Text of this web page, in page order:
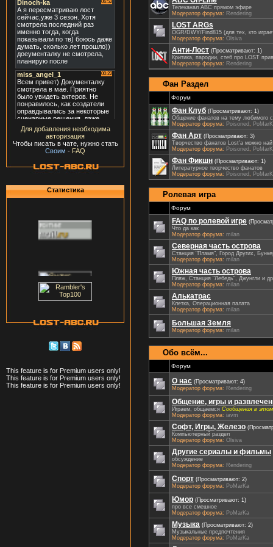
Для добавления необходима
авторизация
Чтобы писать в чате, нужно стать
Своим - FAQ
Статистика
This feature is for Premium users only!
This feature is for Premium users only!
This feature is for Premium users only!
Телеканал ABC прямом эфире
Модератор форума: Rendering
LOST ARGs
OGR/DWY/Find815 (для тех, кто
Модератор форума: Olsiva
Анти-Лост (Просматривают: 1)
Критика, пародии, стеб про LOST
Модератор форума: Rendering
Фан Раздел
Форум
Фан Клуб (Просматривают: 1)
Общение фанатов на тему любимого
Модератор форума: Poisoned
Фан Арт (Просматривают: 3)
Творчество фанатов Lost'а можно
Модератор форума: Poisoned
Фан Фикшн (Просматривают: 1)
Литературное творчество фанатов
Модератор форума: Poisoned
Ролевая игра
Форум
FAQ по ролевой игре
Что да как
Модератор форума: milan
Северная часть острова
Станция "Пламя", Город Других,
Модератор форума: milan
Южная часть острова
Пляж, Станция "Лебедь", Джунгли и др
Модератор форума: milan
Алькатрас
Клетка, Операционная палата
Модератор форума: milan
Большая Земля
Модератор форума: milan
Обо всём...
Форум
О нас (Просматривают: 4)
Модератор форума: Rendering
Общение, игры и
Играем, общаемся Сообщения в
Модератор форума: iavm
Софт, Игры, Железо
Компьютерный раздел
Модератор форума: Olsiva
Другие сериалы и фильмы
обсуждение
Модератор форума: Rendering
Спорт (Просматривают: 2)
Модератор форума: PoMarKa
Юмор (Просматривают: 1)
про все смешное
Модератор форума: PoMarKa
Музыка (Просматривают: 2)
Музыкальные предпочтения
Модератор форума: PoMarKa